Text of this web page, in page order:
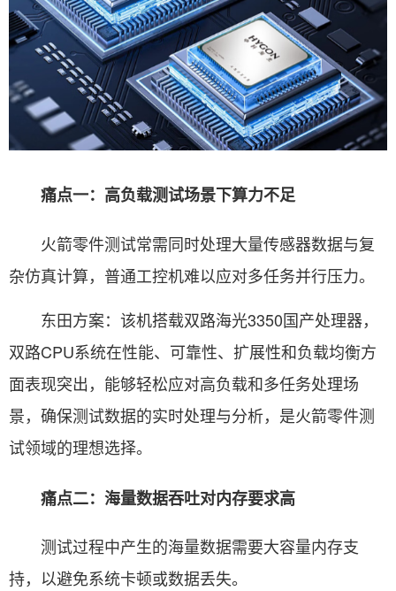
痛点一：高负载测试场景下算力不足
火箭零件测试常需同时处理大量传感器数据与复
杂仿真计算，普通工控机难以应对多任务并行压力。
东田方案：该机搭载双路海光3350国产处理器，
双路CPU系统在性能、可靠性、扩展性和负载均衡方
面表现突出，能够轻松应对高负载和多任务处理场
景，确保测试数据的实时处理与分析，是火箭零件测
试领域的理想选择。
痛点二：海量数据吞吐对内存要求高
测试过程中产生的海量数据需要大容量内存支
持，以避免系统卡顿或数据丢失。